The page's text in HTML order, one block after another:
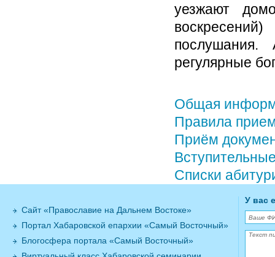
уезжают
регулярные
Общая
Правила
Приём
Списки
Сайт «Православие на Дальнем Востоке»
Портал Хабаровской епархии «Самый Восточный»
Блогосфера портала «Самый Восточный»
У вас